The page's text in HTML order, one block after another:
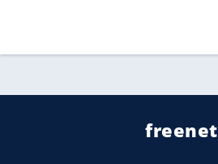
freenet